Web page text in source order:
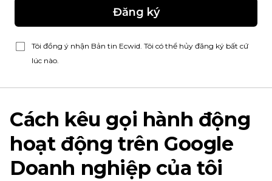
Đăng ký
Tôi đồng ý nhận Bản tin Ecwid. Tôi có thể hủy đăng ký bất cứ
lúc nào.
Cách kêu gọi hành động
hoạt động trên Google
Doanh nghiệp của tôi